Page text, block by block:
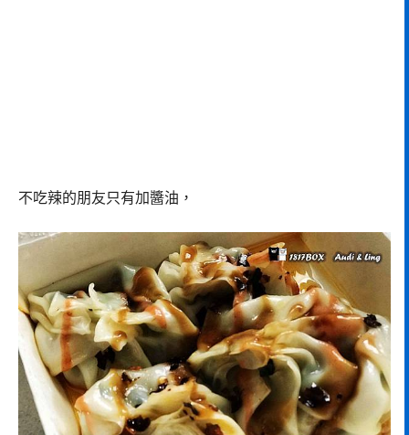
不吃辣的朋友只有加醬油，